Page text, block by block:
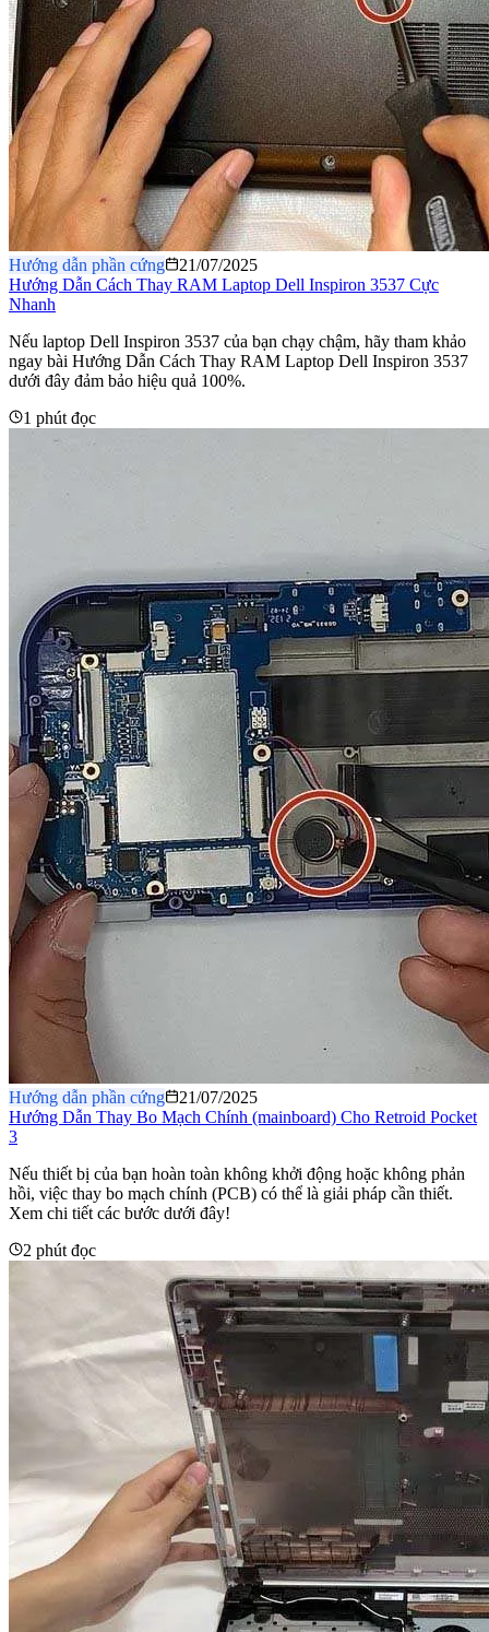
Hướng dẫn phần cứng
21/07/2025
Hướng Dẫn Cách Thay RAM Laptop Dell Inspiron 3537 Cực
Nhanh
Nếu laptop Dell Inspiron 3537 của bạn chạy chậm, hãy tham khảo
ngay bài Hướng Dẫn Cách Thay RAM Laptop Dell Inspiron 3537
dưới đây đảm bảo hiệu quả 100%.
1 phút đọc
Hướng dẫn phần cứng
21/07/2025
Hướng Dẫn Thay Bo Mạch Chính (mainboard) Cho Retroid Pocket
3
Nếu thiết bị của bạn hoàn toàn không khởi động hoặc không phản
hồi, việc thay bo mạch chính (PCB) có thể là giải pháp cần thiết.
Xem chi tiết các bước dưới đây!
2 phút đọc